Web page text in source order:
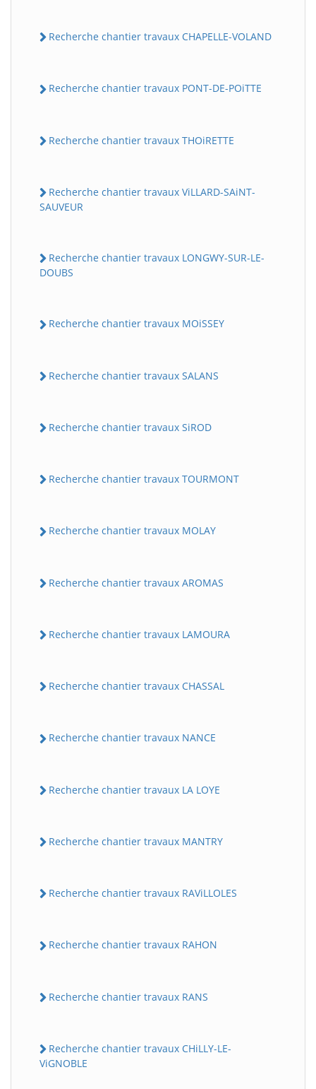
Recherche chantier travaux CHAPELLE-VOLAND
Recherche chantier travaux PONT-DE-POiTTE
Recherche chantier travaux THOiRETTE
Recherche chantier travaux ViLLARD-SAiNT-
SAUVEUR
Recherche chantier travaux LONGWY-SUR-LE-
DOUBS
Recherche chantier travaux MOiSSEY
Recherche chantier travaux SALANS
Recherche chantier travaux SiROD
Recherche chantier travaux TOURMONT
Recherche chantier travaux MOLAY
Recherche chantier travaux AROMAS
Recherche chantier travaux LAMOURA
Recherche chantier travaux CHASSAL
Recherche chantier travaux NANCE
Recherche chantier travaux LA LOYE
Recherche chantier travaux MANTRY
Recherche chantier travaux RAViLLOLES
Recherche chantier travaux RAHON
Recherche chantier travaux RANS
Recherche chantier travaux CHiLLY-LE-
ViGNOBLE
B BatiWebPro